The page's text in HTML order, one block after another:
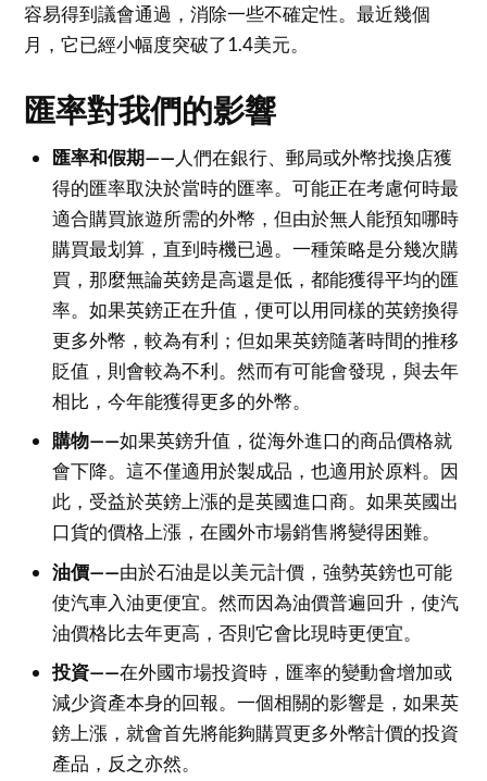
容易得到議會通過，消除一些不確定性。最近幾個
月，它已經小幅度突破了1.4美元。
匯率對我們的影響
匯率和假期—— 人們在銀行、郵局或外幣找換店獲
得的匯率取決於當時的匯率。可能正在考慮何時最
適合購買旅遊所需的外幣，但由於無人能預知哪時
購買最划算，直到時機已過。一種策略是分幾次購
買，那麼無論英鎊是高還是低，都能獲得平均的匯
率。如果英鎊正在升值，便可以用同樣的英鎊換得
更多外幣，較為有利；但如果英鎊隨著時間的推移
貶值，則會較為不利。然而有可能會發現，與去年
相比，今年能獲得更多的外幣。
購物——如果英鎊升值，從海外進口的商品價格就
會下降。這不僅適用於製成品，也適用於原料。因
此，受益於英鎊上漲的是英國進口商。如果英國出
口貨的價格上漲，在國外市場銷售將變得困難。
油價——由於石油是以美元計價，強勢英鎊也可能
使汽車入油更便宜。然而因為油價普遍回升，使汽
油價格比去年更高，否則它會比現時更便宜。
投資——在外國市場投資時，匯率的變動會增加或
減少資產本身的回報。一個相關的影響是，如果英
鎊上漲，就會首先將能夠購買更多外幣計價的投資
產品，反之亦然。